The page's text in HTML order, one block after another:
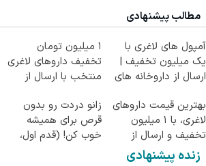
مطالب پیشنهادی
آمپول های لاغری با
یک میلیون تخفیف |
ارسال از داروخانه های
۱ میلیون تومان
تخفیف داروهای لاغری
منتخب با ارسال از
بهترین قیمت داروهای
لاغری، با ۱ میلیون
تخفیف و ارسال از
داروخانه‌
زانو دردت رو بدون
قرص برای همیشه
خوب کن! (قدم اول،
زنده پیشنهادی